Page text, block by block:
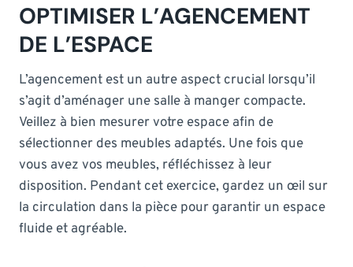
OPTIMISER L’AGENCEMENT
DE L’ESPACE
L’agencement est un autre aspect crucial lorsqu’il
s’agit d’aménager une salle à manger compacte.
Veillez à bien mesurer votre espace afin de
sélectionner des meubles adaptés. Une fois que
vous avez vos meubles, réfléchissez à leur
disposition. Pendant cet exercice, gardez un œil sur
la circulation dans la pièce pour garantir un espace
fluide et agréable.